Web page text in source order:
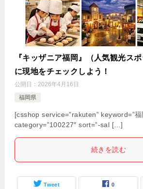
『キッザニア福岡』（人気観光ス
に現地をチェックしよう！
公開日： 2026年4月16日
福岡県
[csshop service=”rakuten” keyword=”福
category=”100227″ sort=”-sal […]
続きを読む
Tweet 0